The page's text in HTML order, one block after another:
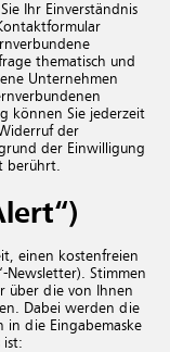
Ihr Einverständnis
thematisch und
Unternehmen
können Sie jederzeit
der
der Einwilligung
berührt.
einen kostenfreien
Newsletter). Stimmen
über die von Ihnen
Dabei werden die
in die Eingabemaske
ist: